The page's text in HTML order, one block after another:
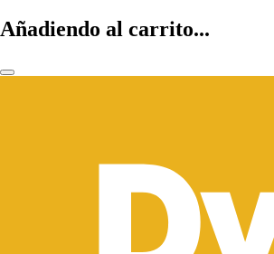
Añadiendo al carrito...